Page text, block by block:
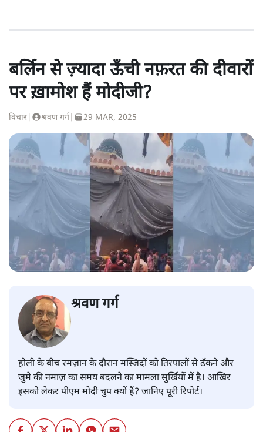
बर्लिन से ज़्यादा ऊँची नफ़रत की दीवारों
पर ख़ामोश हैं मोदीजी?
विचार श्रवण गर्ग 29 MAR, 2025
श्रवण गर्ग
होली के बीच रमज़ान के दौरान मस्जिदों को तिरपालों से ढँकने और
जुमे की नमाज़ का समय बदलने का मामला सुर्खियों में है। आख़िर
इसको लेकर पीएम मोदी चुप क्यों हैं? जानिए पूरी रिपोर्ट।